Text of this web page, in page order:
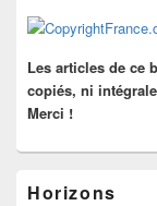
barre
Les articles de ce
copiés, ni
Merci !
Horizons